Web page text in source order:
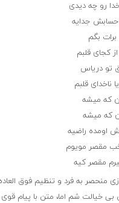
رو چه دیدی
جدایه
بگم
کجای قلبم
تو دریاس
ناخدای قلبم
که میشه
که میشه
ا‌ومده راضیه
مقصر مویوم
مقصر کیه
به فرد و تنظیم فوق العاده
خیالت شم اما، متن با پیام